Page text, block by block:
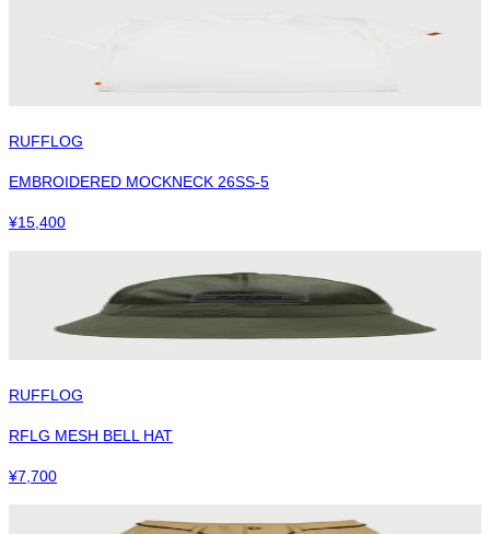
RUFFLOG
EMBROIDERED MOCKNECK 26SS-5
¥15,400
RUFFLOG
RFLG MESH BELL HAT
¥7,700